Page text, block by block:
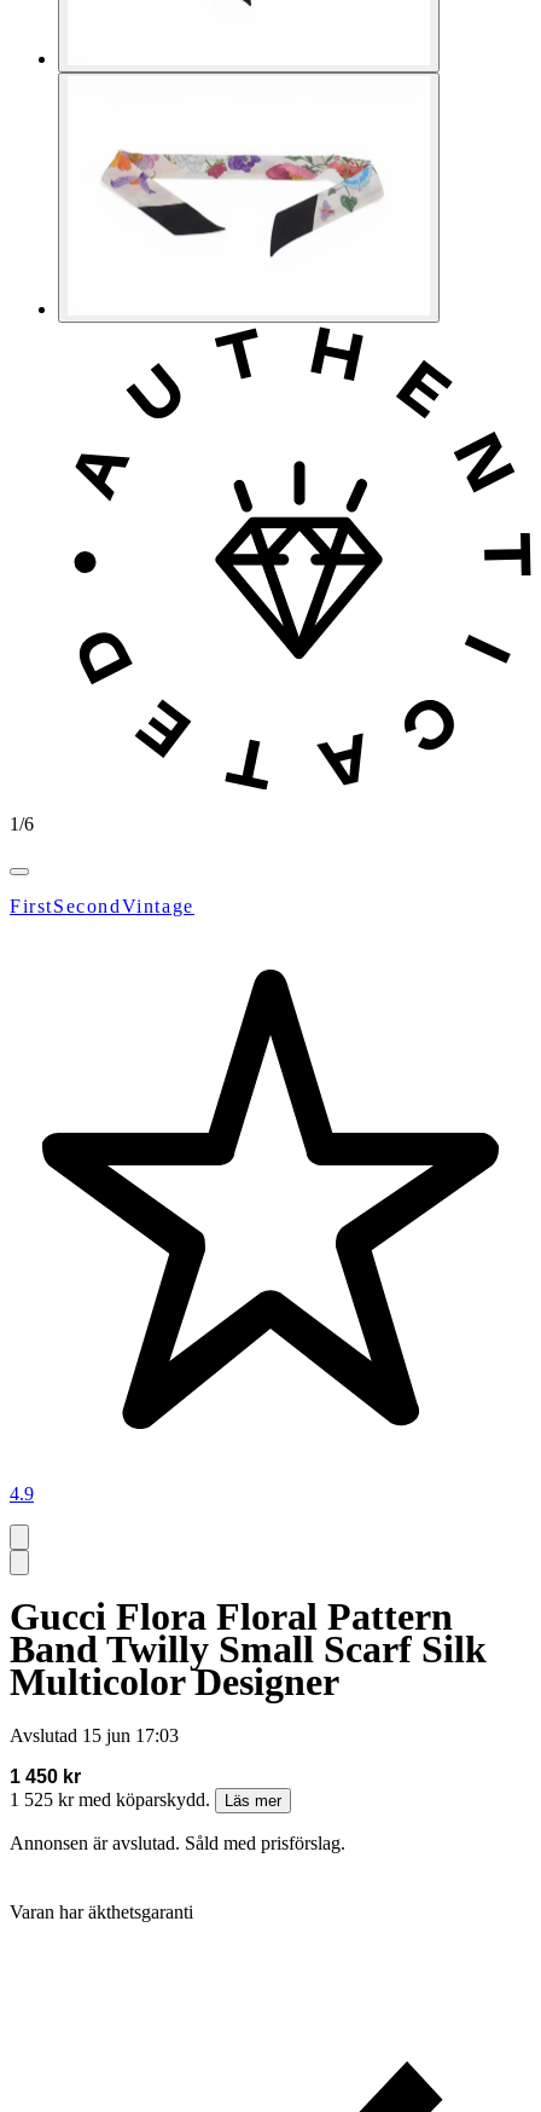
1/6
FirstSecondVintage
4.9
Gucci Flora Floral Pattern
Band Twilly Small Scarf Silk
Multicolor Designer
Avslutad 15 jun 17:03
1 450 kr
1 525 kr med köparskydd.
Läs mer
Annonsen är avslutad. Såld med prisförslag.
Varan har äkthetsgaranti